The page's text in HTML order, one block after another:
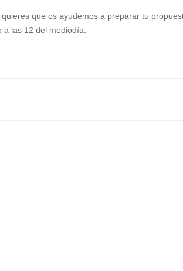
que os ayudemos a preparar tu
las 12 del mediodía.